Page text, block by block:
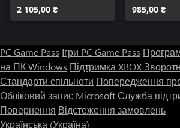
2 105,00 ₴
985,00 ₴
PC Game Pass Ігри PC Game Pass
на ПК Windows Підтримка XBOX
Стандарти спільноти Попередження про
Обліковий запис MicrosoftСлужба
Повернення Відстеження замовлень
Українська (Україна)